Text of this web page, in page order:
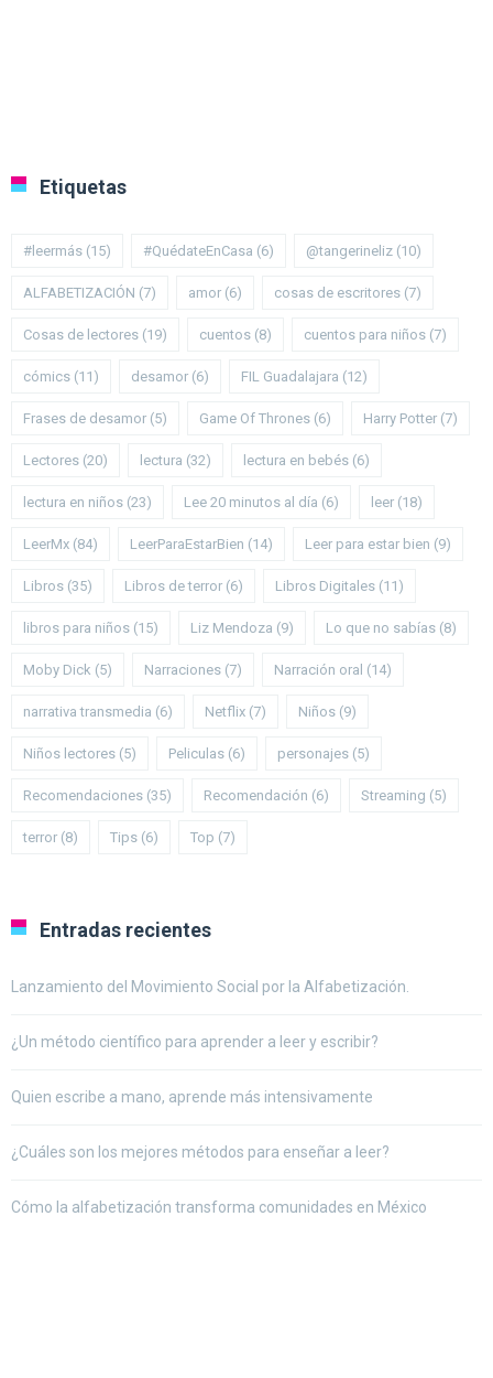
Etiquetas
#leermás (15) #QuédateEnCasa (6) @tangerineliz (10)
ALFABETIZACIÓN (7) amor (6) cosas de escritores (7)
Cosas de lectores (19) cuentos (8) cuentos para niños (7)
cómics (11) desamor (6) FIL Guadalajara (12)
Frases de desamor (5) Game Of Thrones (6) Harry Potter (7)
Lectores (20) lectura (32) lectura en bebés (6)
lectura en niños (23) Lee 20 minutos al día (6) leer (18)
LeerMx (84) LeerParaEstarBien (14) Leer para estar bien (9)
Libros (35) Libros de terror (6) Libros Digitales (11)
libros para niños (15) Liz Mendoza (9) Lo que no sabías (8)
Moby Dick (5) Narraciones (7) Narración oral (14)
narrativa transmedia (6) Netflix (7) Niños (9)
Niños lectores (5) Peliculas (6) personajes (5)
Recomendaciones (35) Recomendación (6) Streaming (5)
terror (8) Tips (6) Top (7)
Entradas recientes
Lanzamiento del Movimiento Social por la Alfabetización.
¿Un método científico para aprender a leer y escribir?
Quien escribe a mano, aprende más intensivamente
¿Cuáles son los mejores métodos para enseñar a leer?
Cómo la alfabetización transforma comunidades en México